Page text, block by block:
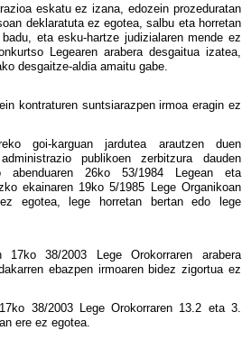
eskatu ez izana, edozein prozeduratan
deklaratuta ez egotea, salbu eta horretan
eta esku-hartze judizialaren mende ez
Legearen arabera desgaitua izatea,
desgaitze-aldia amaitu gabe.
kontraturen suntsiarazpen irmoa eragin ez
goi-karguan jardutea arautzen duen
publikoen zerbitzura dauden
abenduaren 26ko 53/1984 Legean eta
ekainaren 19ko 5/1985 Lege Organikoan
egotea, lege horretan bertan edo lege
17ko 38/2003 Lege Orokorraren arabera
ebazpen irmoaren bidez zigortua ez
38/2003 Lege Orokorraren 13.2 eta 3.
ere ez egotea.